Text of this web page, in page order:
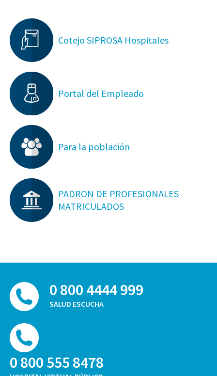
Cotejo SIPROSA Hospitales
Portal del Empleado
Para la población
PADRON DE PROFESIONALES
MATRICULADOS
0 800 4444 999
SALUD ESCUCHA
0 800 555 8478